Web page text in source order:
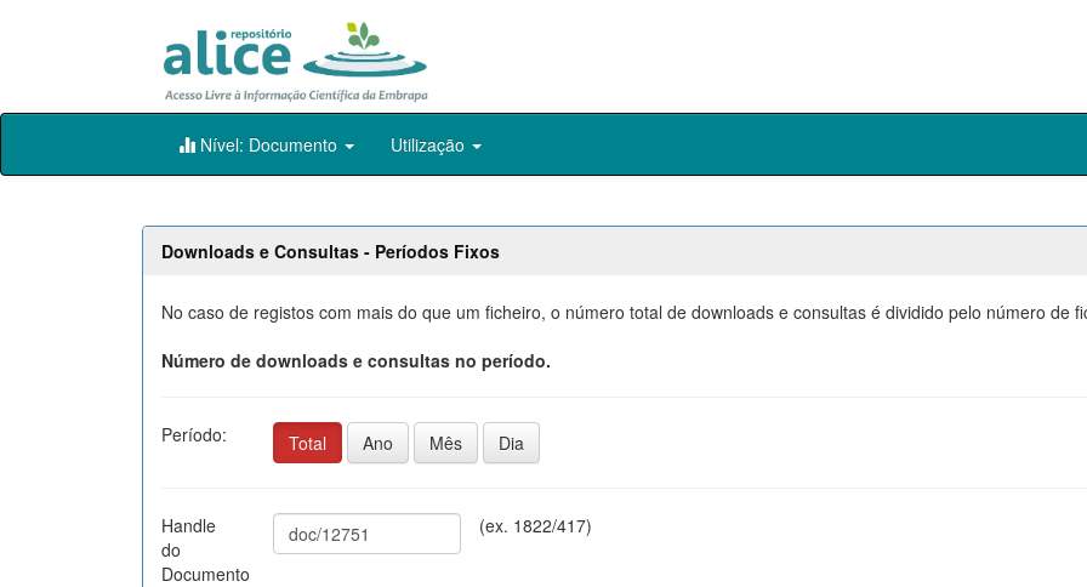
Skip
Nível: Documento Utilização
Downloads e Consultas - Períodos Fixos
No caso de registos com mais do que um ficheiro, o número total de downloads e consultas é dividido pelo número de
Número de downloads e consultas no período.
Período: Total Ano Mês Dia
Handle
do
Documento
(ex. 1822/417)